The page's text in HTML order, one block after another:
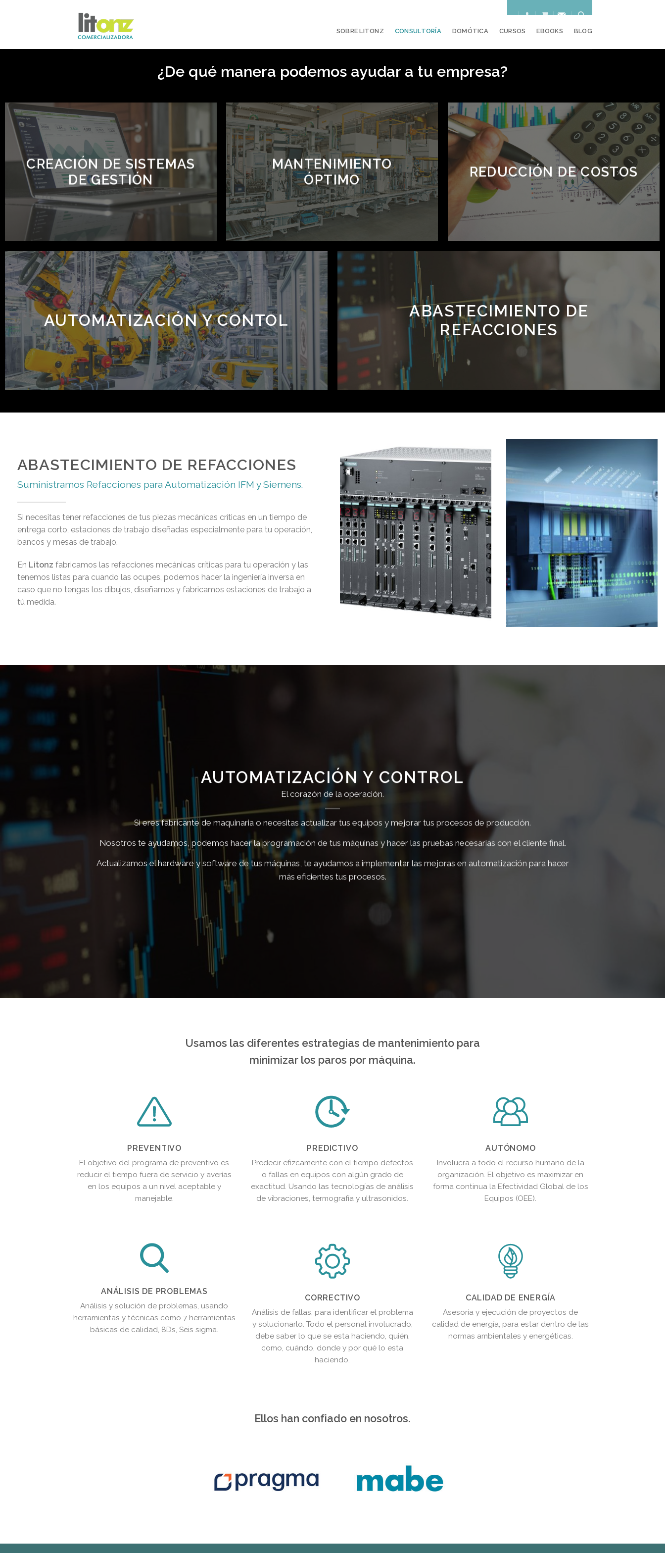
SOBRE LITONZ CONSULTORÍA DOMÓTICA CURSOS EBOOKS BLOG
¿De qué manera podemos ayudar a tu empresa?
CREACIÓN DE SISTEMAS
DE GESTIÓN
MANTENIMIENTO
ÓPTIMO
REDUCCIÓN DE COSTOS
AUTOMATIZACIÓN Y CONTOL
ABASTECIMIENTO DE
REFACCIONES
ABASTECIMIENTO DE REFACCIONES
Suministramos Refacciones para Automatización IFM y Siemens.
Si necesitas tener refacciones de tus piezas mecánicas críticas en un tiempo de
entrega corto, estaciones de trabajo diseñadas especialmente para tu operación,
bancos y mesas de trabajo.
En Litonz fabricamos las refacciones mecánicas críticas para tu operación y las
tenemos listas para cuando las ocupes, podemos hacer la ingeniería inversa en
caso que no tengas los dibujos, diseñamos y fabricamos estaciones de trabajo a
tú medida.
AUTOMATIZACIÓN Y CONTROL
El corazón de la operación.
Si eres fabricante de maquinaria o necesitas actualizar tus equipos y mejorar tus procesos de producción.
Nosotros te ayudamos, podemos hacer la programación de tus máquinas y hacer las pruebas necesarias con el cliente final.
Actualizamos el hardware y software de tus máquinas, te ayudamos a implementar las mejoras en automatización para hacer
más eficientes tus procesos.
Usamos las diferentes estrategias de mantenimiento para
minimizar los paros por máquina.
PREVENTIVO
El objetivo del programa de preventivo es
reducir el tiempo fuera de servicio y averías
en los equipos a un nivel aceptable y
manejable.
PREDICTIVO
Predecir efizcamente con el tiempo defectos
o fallas en equipos con algún grado de
exactitud. Usando las tecnologías de análisis
de vibraciones, termografía y ultrasonidos.
AUTÓNOMO
Involucra a todo el recurso humano de la
organización. El objetivo es maximizar en
forma continua la Efectividad Global de los
Equipos (OEE).
ANÁLISIS DE PROBLEMAS
Análisis y solución de problemas, usando
herramientas y técnicas como 7 herramientas
básicas de calidad, 8Ds, Seis sigma.
CORRECTIVO
Análisis de fallas, para identificar el problema
y solucionarlo. Todo el personal involucrado,
debe saber lo que se esta haciendo, quién,
como, cuándo, donde y por qué lo esta
haciendo.
CALIDAD DE ENERGÍA
Asesoría y ejecución de proyectos de
calidad de energía, para estar dentro de las
normas ambientales y energéticas.
Ellos han confiado en nosotros.